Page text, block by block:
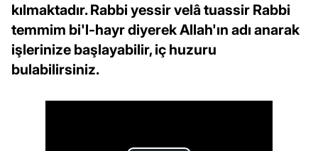
kılmaktadır. Rabbi yessir velâ tuassir Rabbi
temmim bi'l-hayr diyerek Allah'ın adı anarak
işlerinize başlayabilir, iç huzuru
bulabilirsiniz.